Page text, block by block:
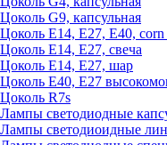
Цоколь G9, капсульная
Цоколь Е14, Е27, Е40, corn
Цоколь Е14, Е27, свеча
Цоколь Е14, Е27, шар
Цоколь Е40, Е27
Цоколь R7s
Лампы светодиодные
Лампы светодиоидные